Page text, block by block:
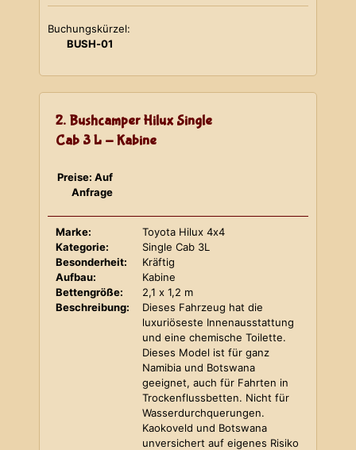
Buchungskürzel:
BUSH-01
2. Bushcamper Hilux Single
Cab 3 L - Kabine
Preise: Auf
Anfrage
Marke:
Toyota Hilux 4x4
Kategorie:
Single Cab 3L
Besonderheit:
Kräftig
Aufbau:
Kabine
Bettengröße:
2,1 x 1,2 m
Beschreibung:
Dieses Fahrzeug hat die
luxuriöseste Innenausstattung
und eine chemische Toilette.
Dieses Model ist für ganz
Namibia und Botswana
geeignet, auch für Fahrten in
Trockenflussbetten. Nicht für
Wasserdurchquerungen.
Kaokoveld und Botswana
unversichert auf eigenes Risiko